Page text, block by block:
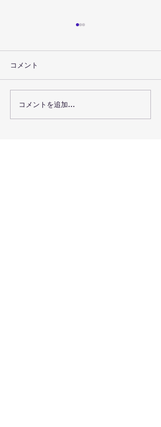
聴き合うことの喜び
コメント
コメントを追加…